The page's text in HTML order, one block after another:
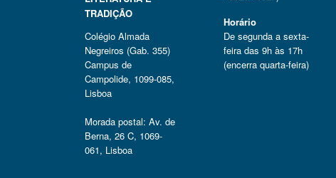
TRADIÇÃO
Colégio Almada
Negreiros (Gab. 355)
Campus de
Campolide, 1099-085,
Lisboa
Morada postal: Av. de
Berna, 26 C, 1069-
061, Lisboa
Horário
De segunda a sexta-
feira das 9h às 17h
(encerra quarta-feira)